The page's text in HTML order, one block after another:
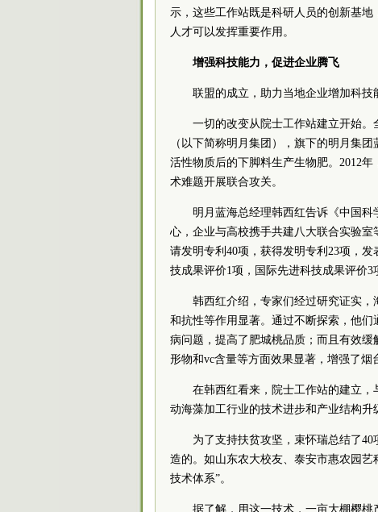
示，这些工作站既是科研人员的创新基
人才可以发挥重要作用。
增强科技能力，促进企业腾飞
联盟的成立，助力当地企业增加科技
一切的改变从院士工作站建立开始
（以下简称明月集团），旗下的明月集
活性物质后的下脚料生产生物肥。2012
术难题开展联合攻关。
明月蓝海总经理韩西红告诉《中国
心，企业与高校携手共建八大联合实验
请发明专利40项，获得发明专利23项，
技成果评价1项，国际先进科技成果评价3
韩西红介绍，专家们经过研究证实
和抗性等作用显著。通过不断探索，他
病问题，提高了肥城桃品质；而且有效
形物和vc含量等方面效果显著，增强了烟
在韩西红看来，院士工作站的建立
动海藻加工行业的技术进步和产业结构升
为了支持扶贫攻坚，束怀瑞总结了
造的。如山东农大校友、泰安市惠农园
技术体系”。
据了解，用这一技术，一亩大棚樱